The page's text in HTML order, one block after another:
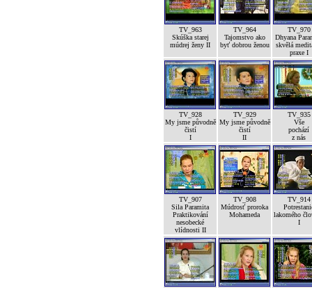
TV_963
Skúška starej
múdrej ženy II
TV_964
Tajomstvo ako
byť dobrou ženou
TV_970
Dhyana
skvělá
praxe I
TV_928
My jsme původně
čistí
I
TV_929
My jsme původně
čistí
II
TV_935
Vše
pochází
z nás
TV_907
Sila Paramita
Praktikování
nesobecké
vlídnosti II
TV_908
Múdrosť proroka
Mohameda
TV_914
lakomého
I